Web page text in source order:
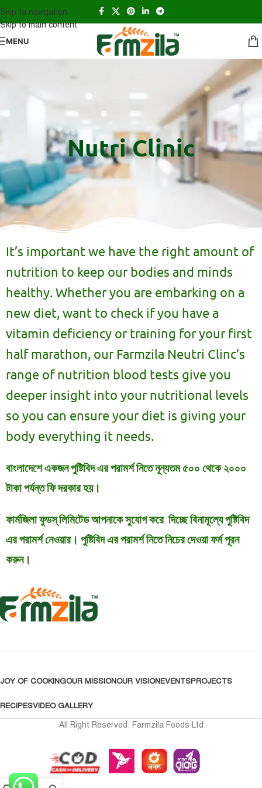
Skip to navigation
Skip to main content
MENU
Nutri Clinic
It’s important we have the right amount of
nutrition to keep our bodies and minds
healthy. Whether you are embarking on a
new diet, want to check if you have a
vitamin deficiency or training for your first
half marathon, our Farmzila Neutri Clinc’s
range of nutrition blood tests give you
deeper insight into your nutritional levels
so you can ensure your diet is giving your
body everything it needs.
বাংলাদেশে একজন পুষ্টিবিদ এর পরামর্শ নিতে নূন্যতম ৫০০ থেকে ২০০০
টাকা পর্যন্ত ফি দরকার হয়।
ফার্মজিলা ফুডস্ লিমিটেড আপনাকে সুযোগ করে দিচ্ছে বিনামূল্যে পুষ্টিবিদ
এর পরামর্শ নেওয়ার। পুষ্টিবিদ এর পরামর্শ নিতে নিচের দেওয়া ফর্ম পূরন
করুন।
JOY OF COOKINGOUR MISSIONOUR VISIONEVENTSPROJECTS
RECIPESVIDEO GALLERY
All Right Reserved: Farmzila Foods Ltd